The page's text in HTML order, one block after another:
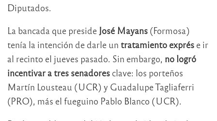
Diputados.
La bancada que preside José Mayans (Formosa)
tenía la intención de darle un tratamiento exprés e ir
al recinto el jueves pasado. Sin embargo, no logró
incentivar a tres senadores clave: los porteños
Martín Lousteau (UCR) y Guadalupe Tagliaferri
(PRO), más el fueguino Pablo Blanco (UCR).